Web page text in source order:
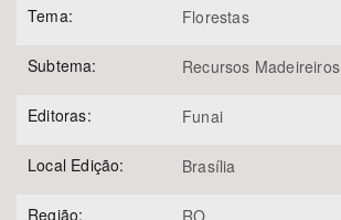
Tema: Florestas
Subtema: Recursos Madeireiros
Editoras: Funai
Local Edição: Brasília
Região: RO